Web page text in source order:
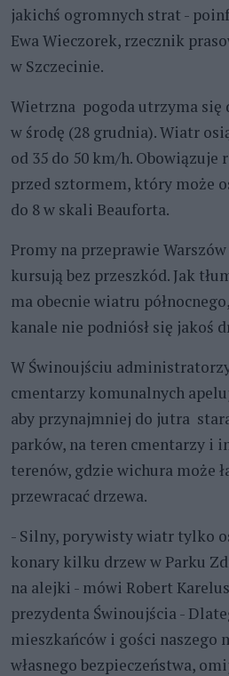
jakichś ogromnych strat -
Ewa Wieczorek, rzecznik
w Szczecinie.
Wietrzna pogoda utrzyma się
w środę (28 grudnia). Wiatr
od 35 do 50 km/h. Obowiązuje
przed sztormem, który może
do 8 w skali Beauforta.
Promy na przeprawie
kursują bez przeszkód. Jak
ma obecnie wiatru
kanale nie podniósł się jakoś
W Świnoujściu
cmentarzy komunalnych
aby przynajmniej do jutra
parków, na teren cmentarzy i
terenów, gdzie wichura może
przewracać drzewa.
- Silny, porywisty wiatr tylko
konary kilku drzew w Parku
na alejki - mówi Robert
prezydenta Świnoujścia -
mieszkańców i gości naszego
własnego bezpieczeństwa,